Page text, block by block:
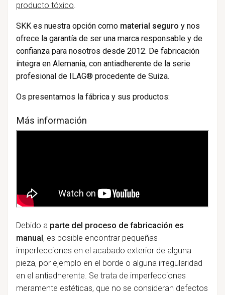
producto tóxico.
SKK es nuestra opción comomaterial seguro y nos
ofrece la garantía de ser una marca responsable y de
confianza para nosotros desde 2012. De fabricación
íntegra en Alemania, con antiadherente de la serie
profesional de ILAG® procedente de Suiza.
Os presentamos la fábrica y sus productos:
Más información
Debido a parte del proceso de fabricación es
manual, es posible encontrar pequeñas
imperfecciones en el acabado exterior de alguna
pieza, por ejemplo en el borde o alguna irregularidad
en el antiadherente. Se trata de imperfecciones
meramente estéticas, que no se consideran defectos